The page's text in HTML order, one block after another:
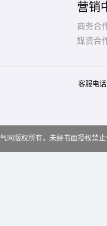
营销
商务合
媒资合
客服电
气网版权所有，未经书面授权